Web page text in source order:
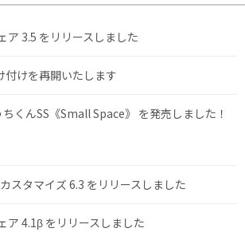
ア 3.5 をリリースしました
付けを再開いたします
ちくんSS《Small Space》 を発売しました！
スタマイズ 6.3 をリリースしました
ア 4.1β をリリースしました